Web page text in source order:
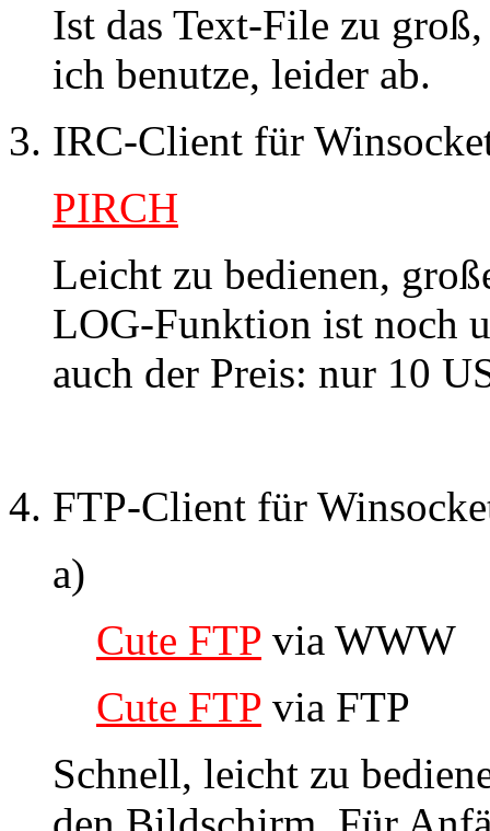
Ist das Text-File zu
ich benutze, leider ab.
IRC-Client für
PIRCH
Leicht zu bedienen,
LOG-Funktion ist noch
auch der Preis: nur 10
FTP-Client für
a)
Cute FTP via WWW
Cute FTP via FTP
Schnell, leicht zu